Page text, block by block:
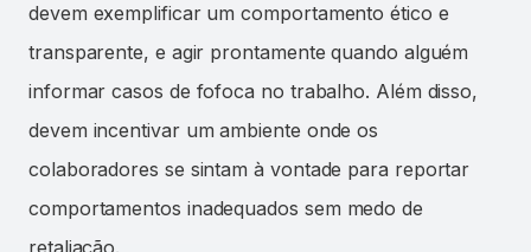
devem exemplificar um comportamento ético e
transparente, e agir prontamente quando alguém
informar casos de fofoca no trabalho. Além disso,
devem incentivar um ambiente onde os
colaboradores se sintam à vontade para reportar
comportamentos inadequados sem medo de